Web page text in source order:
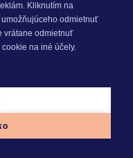
Kliknutím na
odmietnuť
vrátane odmietnuť
na iné účely.